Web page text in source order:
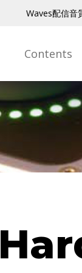
Waves配信音
Contents